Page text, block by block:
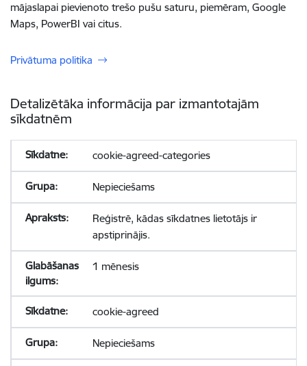
mājaslapai pievienoto trešo pušu saturu, piemēram, Google
Maps, PowerBI vai citus.
Privātuma politika
Detalizētāka informācija par izmantotajām
sīkdatnēm
cookie-agreed-categories
Nepieciešams
Reģistrē, kādas sīkdatnes lietotājs ir
apstiprinājis.
1 mēnesis
cookie-agreed
Nepieciešams